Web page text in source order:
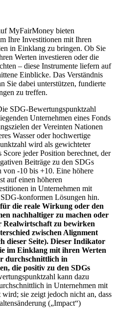
MyFairMoney bieten
Ihre Investitionen mit Ihren
in Einklang zu bringen. Ob Sie
Werten investieren oder die
– diese Instrumente liefern auf
Einblicke. Das Verständnis
Sie dabei unterstützen, fundierte
zu treffen.
SDG-Bewertungspunktzahl
Unternehmen eines Fonds
der Vereinten Nationen
Wasser oder hochwertige
wird als gewichteter
jeder Position berechnet, der
Beiträge zu den SDGs
von -10 bis +10. Eine höhere
auf einen höheren
in Unternehmen mit
konformen Lösungen hin.
die reale Wirkung oder den
nachhaltiger zu machen oder
Realwirtschaft zu bewirken
zwischen Alignment
dieser Seite). Dieser Indikator
im Einklang mit ihren Werten
durchschnittlich in
die positiv zu den SDGs
kann dazu
in Unternehmen mit
sie zeigt jedoch nicht an, dass
(„Impact“)